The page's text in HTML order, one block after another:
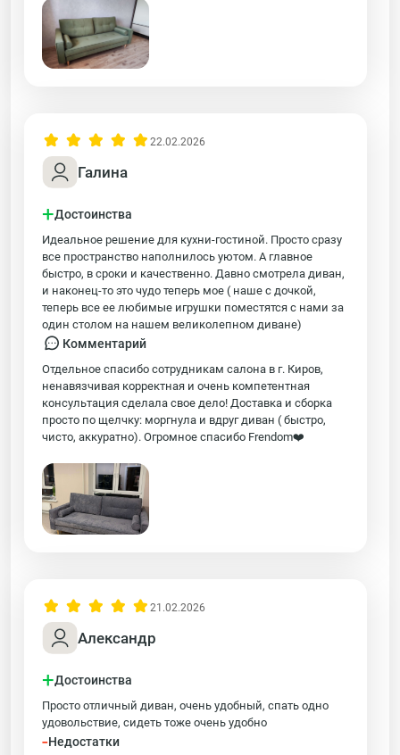
Галина
22.02.2026
+Достоинства
Идеальное решение для кухни-гостиной. Просто сразу
все пространство наполнилось уютом. А главное
быстро, в сроки и качественно. Давно смотрела диван,
и наконец-то это чудо теперь мое ( наше с дочкой,
теперь все ее любимые игрушки поместятся с нами за
один столом на нашем великолепном диване)
Комментарий
Отдельное спасибо сотрудникам салона в г. Киров,
ненавязчивая корректная и очень компетентная
консультация сделала свое дело! Доставка и сборка
просто по щелчку: моргнула и вдруг диван ( быстро,
чисто, аккуратно). Огромное спасибо Frendom❤️
Александр
21.02.2026
+Достоинства
Просто отличный диван, очень удобный, спать одно
удовольствие, сидеть тоже очень удобно
-Недостатки